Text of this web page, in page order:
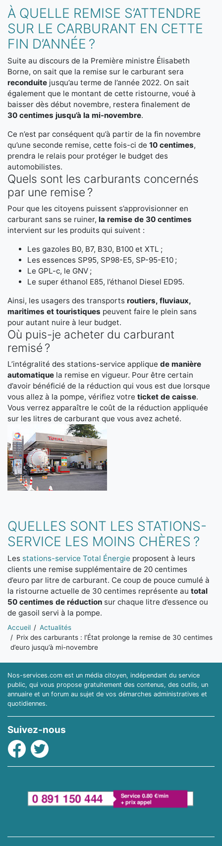
À QUELLE REMISE S’ATTENDRE
SUR LE CARBURANT EN CETTE
FIN D’ANNÉE ?
Suite au discours de la Première ministre Élisabeth
Borne, on sait que la remise sur le carburant sera
reconduite jusqu’au terme de l’année 2022. On sait
également que le montant de cette ristourne, voué à
baisser dès début novembre, restera finalement de
30 centimes jusqu’à la mi-novembre.
Ce n’est par conséquent qu’à partir de la fin novembre
qu’une seconde remise, cette fois-ci de 10 centimes,
prendra le relais pour protéger le budget des
automobilistes.
Quels sont les carburants concernés
par une remise ?
Pour que les citoyens puissent s’approvisionner en
carburant sans se ruiner, la remise de 30 centimes
intervient sur les produits qui suivent :
Les gazoles B0, B7, B30, B100 et XTL ;
Les essences SP95, SP98-E5, SP-95-E10 ;
Le GPL-c, le GNV ;
Le super éthanol E85, l’éthanol Diesel ED95.
Ainsi, les usagers des transports routiers, fluviaux,
maritimes et touristiques peuvent faire le plein sans
pour autant nuire à leur budget.
Où puis-je acheter du carburant
remisé ?
L’intégralité des stations-service applique de manière
automatique la remise en vigueur. Pour être certain
d’avoir bénéficié de la réduction qui vous est due lorsque
vous allez à la pompe, vérifiez votre ticket de caisse.
Vous verrez apparaître le coût de la réduction appliquée
sur les litres de carburant que vous avez acheté.
QUELLES SONT LES STATIONS-
SERVICE LES MOINS CHÈRES ?
Les stations-service Total Énergie proposent à leurs
clients une remise supplémentaire de 20 centimes
d’euro par litre de carburant. Ce coup de pouce cumulé à
la ristourne actuelle de 30 centimes représente au total
50 centimes de réduction sur chaque litre d’essence ou
de gasoil servi à la pompe.
Vous êtes ici:
Accueil
Actualités
Prix des carburants : l’État prolonge la remise de 30 centimes
d’euro jusqu’à mi-novembre
Nos-services.com est un média citoyen, indépendant du service
public, qui vous propose gratuitement des contenus, des outils, un
annuaire et un forum au sujet de vos démarches administratives et
quotidiennes.
Suivez-nous
Facebook
Twitter